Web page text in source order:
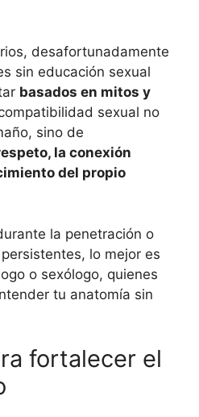
desafortunadamente
sin educación sexual
basados en mitos y
sexual no
sino de
la conexión
del propio
la penetración o
lo mejor es
o sexólogo, quienes
tu anatomía sin
fortalecer el